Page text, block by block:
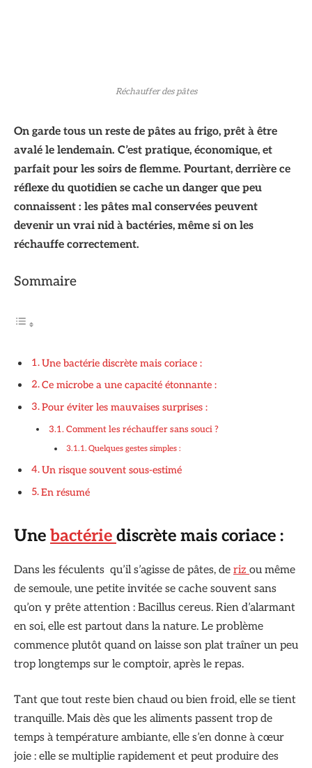
Réchauffer des pâtes
On garde tous un reste de pâtes au frigo, prêt à être
avalé le lendemain. C’est pratique, économique, et
parfait pour les soirs de flemme. Pourtant, derrière ce
réflexe du quotidien se cache un danger que peu
connaissent : les pâtes mal conservées peuvent
devenir un vrai nid à bactéries, même si on les
réchauffe correctement.
Sommaire
Une bactérie discrète mais coriace :
Ce microbe a une capacité étonnante :
Pour éviter les mauvaises surprises :
Comment les réchauffer sans souci ?
Quelques gestes simples :
Un risque souvent sous-estimé
En résumé
Une bactérie discrète mais coriace :
Dans les féculents qu’il s’agisse de pâtes, de riz ou même
de semoule, une petite invitée se cache souvent sans
qu’on y prête attention : Bacillus cereus. Rien d’alarmant
en soi, elle est partout dans la nature. Le problème
commence plutôt quand on laisse son plat traîner un peu
trop longtemps sur le comptoir, après le repas.
Tant que tout reste bien chaud ou bien froid, elle se tient
tranquille. Mais dès que les aliments passent trop de
temps à température ambiante, elle s’en donne à cœur
joie : elle se multiplie rapidement et peut produire des